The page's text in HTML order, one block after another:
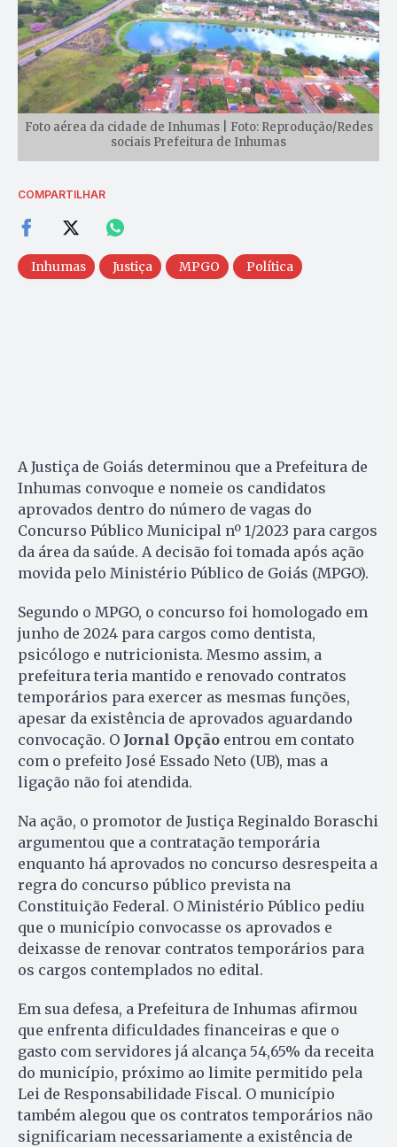
Foto aérea da cidade de Inhumas | Foto: Reprodução/Redes
sociais Prefeitura de Inhumas
COMPARTILHAR
Inhumas Justiça MPGO Política
A Justiça de Goiás determinou que a Prefeitura de
Inhumas convoque e nomeie os candidatos
aprovados dentro do número de vagas do
Concurso Público Municipal nº 1/2023 para cargos
da área da saúde. A decisão foi tomada após ação
movida pelo Ministério Público de Goiás (MPGO).
Segundo o MPGO, o concurso foi homologado em
junho de 2024 para cargos como dentista,
psicólogo e nutricionista. Mesmo assim, a
prefeitura teria mantido e renovado contratos
temporários para exercer as mesmas funções,
apesar da existência de aprovados aguardando
convocação. O Jornal Opção entrou em contato
com o prefeito José Essado Neto (UB), mas a
ligação não foi atendida.
Na ação, o promotor de Justiça Reginaldo Boraschi
argumentou que a contratação temporária
enquanto há aprovados no concurso desrespeita a
regra do concurso público prevista na
Constituição Federal. O Ministério Público pediu
que o município convocasse os aprovados e
deixasse de renovar contratos temporários para
os cargos contemplados no edital.
Em sua defesa, a Prefeitura de Inhumas afirmou
que enfrenta dificuldades financeiras e que o
gasto com servidores já alcança 54,65% da receita
do município, próximo ao limite permitido pela
Lei de Responsabilidade Fiscal. O município
também alegou que os contratos temporários não
significariam necessariamente a existência de